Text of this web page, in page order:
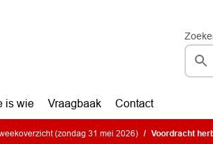
is wie Vraagbaak Contact
(zondag 31 mei 2026) Voordracht